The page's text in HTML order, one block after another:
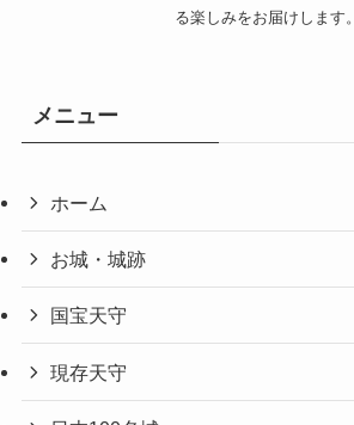
る楽しみをお届けします。
メニュー
ホーム
お城・城跡
国宝天守
現存天守